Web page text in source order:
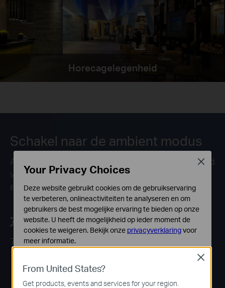
Horecagelegenheid
Schakel naar de ambient modus
Als je volledig wilt ontspannen, kun je de helderheid
van de smart-spot zo laag mogelijk zetten. Zo
ervaar je thuis volledige rust.
7 lumen zachte verlichting
From United States?
Get products, events and services for your region.
Close
Your Privacy Choices
Deze website gebruikt cookies om de gebruikservaring
te verbeteren, onlineactiviteiten te analyseren en om
gebruikers de best mogelijke ervaring te bieden op onze
website. U heeft de mogelijkheid op ieder moment de
cookies te weigeren. Bekijk onze privacyverklaringvoor
meer informatie.
Deze cookies zijn noodzakelijk voor de werking van de
website en kunnen niet worden uitgeschakeld.
Close